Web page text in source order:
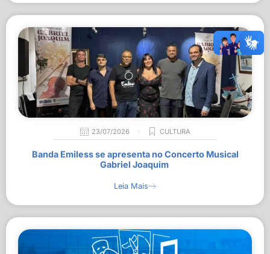
23/07/2026 CULTURA
Banda Emiless se apresenta no Concerto Musical
Gabriel Joaquim
Leia Mais